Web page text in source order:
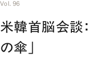
Vol. 96
米韓首脳会談
の傘」